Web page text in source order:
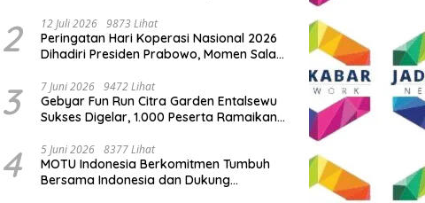
Indonesia
2 12 Juli 2026 9873 Lihat
Peringatan Hari Koperasi Nasional 2026
Dihadiri Presiden Prabowo, Momen Salam
3 7 Juni 2026 9472 Lihat
Gebyar Fun Run Citra Garden Entalsewu
Sukses Digelar, 1.000 Peserta Ramaikan
4 5 Juni 2026 8377 Lihat
MOTU Indonesia Berkomitmen Tumbuh
Bersama Indonesia dan Dukung